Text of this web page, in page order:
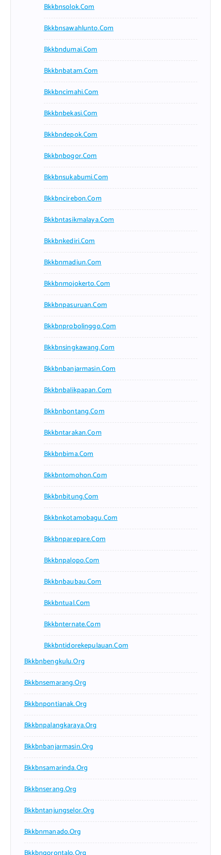
Bkkbnsolok.com
Bkkbnsawahlunto.com
Bkkbndumai.com
Bkkbnbatam.com
Bkkbncimahi.com
Bkkbnbekasi.com
Bkkbndepok.com
Bkkbnbogor.com
Bkkbnsukabumi.com
Bkkbncirebon.com
Bkkbntasikmalaya.com
Bkkbnkediri.com
Bkkbnmadiun.com
Bkkbnmojokerto.com
Bkkbnpasuruan.com
Bkkbnprobolinggo.com
Bkkbnsingkawang.com
Bkkbnbanjarmasin.com
Bkkbnbalikpapan.com
Bkkbnbontang.com
Bkkbntarakan.com
Bkkbnbima.com
Bkkbntomohon.com
Bkkbnbitung.com
Bkkbnkotamobagu.com
Bkkbnparepare.com
Bkkbnpalopo.com
Bkkbnbaubau.com
Bkkbntual.com
Bkkbnternate.com
Bkkbntidorekepulauan.com
Bkkbnbengkulu.org
Bkkbnsemarang.org
Bkkbnpontianak.org
Bkkbnpalangkaraya.org
Bkkbnbanjarmasin.org
Bkkbnsamarinda.org
Bkkbnserang.org
Bkkbntanjungselor.org
Bkkbnmanado.org